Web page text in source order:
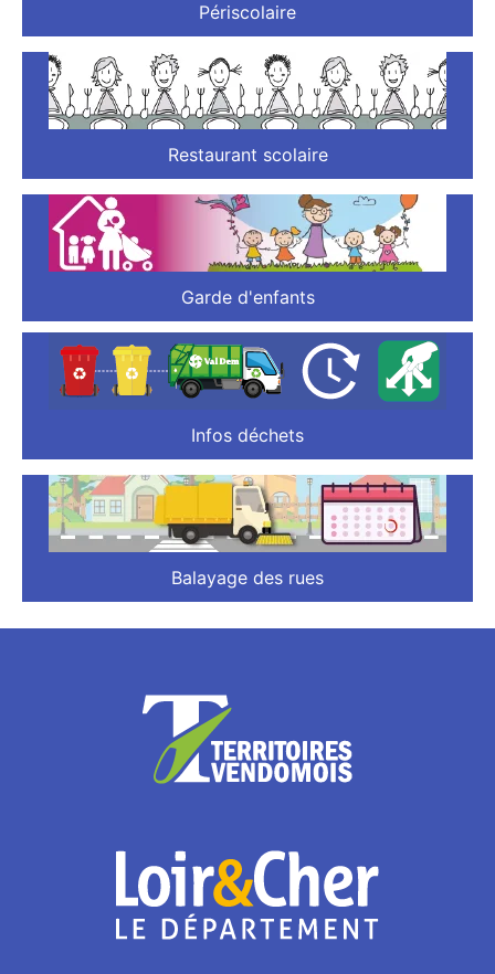
Périscolaire
Restaurant scolaire
Garde d'enfants
Infos déchets
Balayage des rues